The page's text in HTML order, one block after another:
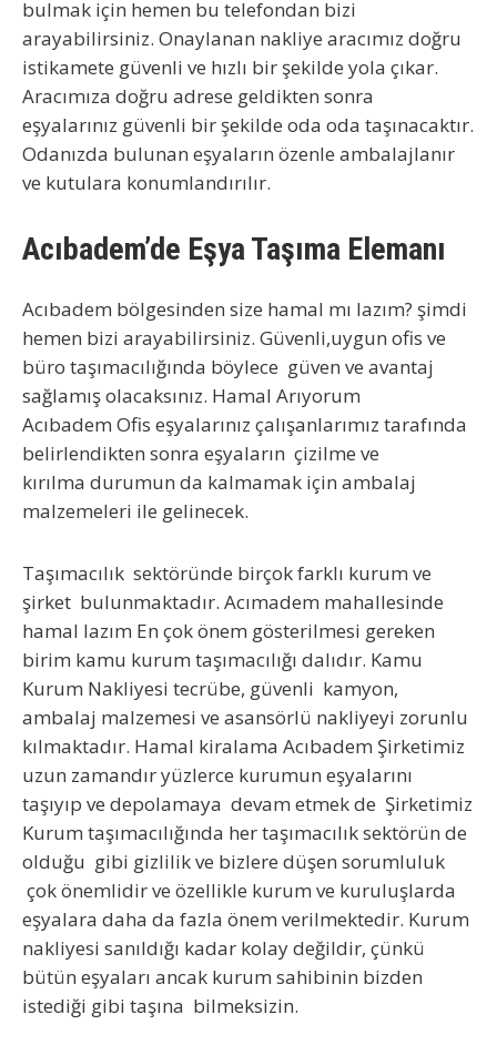
bulmak için hemen bu telefondan bizi
arayabilirsiniz. Onaylanan nakliye aracımız doğru
istikamete güvenli ve hızlı bir şekilde yola çıkar.
Aracımıza doğru adrese geldikten sonra
eşyalarınız güvenli bir şekilde oda oda taşınacaktır.
Odanızda bulunan eşyaların özenle ambalajlanır
ve kutulara konumlandırılır.
Acıbadem’de Eşya Taşıma Elemanı
Acıbadem bölgesinden size hamal mı lazım? şimdi
hemen bizi arayabilirsiniz. Güvenli,uygun ofis ve
büro taşımacılığında böylece güven ve avantaj
sağlamış olacaksınız. Hamal Arıyorum
Acıbadem Ofis eşyalarınız çalışanlarımız tarafında
belirlendikten sonra eşyaların çizilme ve
kırılma durumun da kalmamak için ambalaj
malzemeleri ile gelinecek.
Taşımacılık sektöründe birçok farklı kurum ve
şirket bulunmaktadır. Acımadem mahallesinde
hamal lazım En çok önem gösterilmesi gereken
birim kamu kurum taşımacılığı dalıdır. Kamu
Kurum Nakliyesi tecrübe, güvenli kamyon,
ambalaj malzemesi ve asansörlü nakliyeyi zorunlu
kılmaktadır. Hamal kiralama Acıbadem Şirketimiz
uzun zamandır yüzlerce kurumun eşyalarını
taşıyıp ve depolamaya devam etmek de Şirketimiz
Kurum taşımacılığında her taşımacılık sektörün de
olduğu gibi gizlilik ve bizlere düşen sorumluluk
çok önemlidir ve özellikle kurum ve kuruluşlarda
eşyalara daha da fazla önem verilmektedir. Kurum
nakliyesi sanıldığı kadar kolay değildir, çünkü
bütün eşyaları ancak kurum sahibinin bizden
istediği gibi taşına bilmeksizin.